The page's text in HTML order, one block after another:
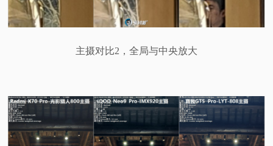
主摄对比2，全局与中央放大